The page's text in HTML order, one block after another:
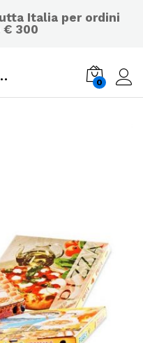
Italia per ordini
€ 300
50 pz. – Varie Misure 0